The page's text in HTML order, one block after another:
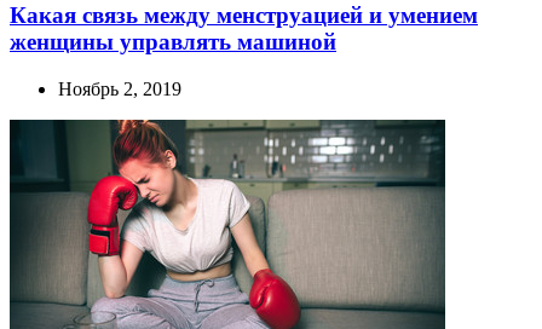
Какая связь между менструацией и умением
женщины управлять машиной
Ноябрь 2, 2019